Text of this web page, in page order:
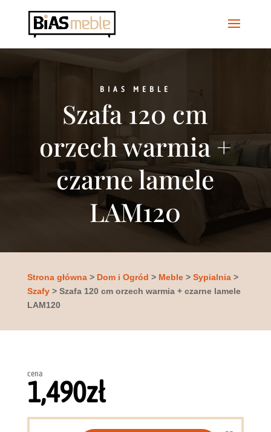
BIAS MEBLE
Szafa 120 cm
orzech warmia +
czarne lamele
LAM120
Strona główna> Dom i Ogród > Meble> Sypialnia>
Szafy> Szafa 120 cm orzech warmia + czarne lamele
LAM120
cena
1,490zł